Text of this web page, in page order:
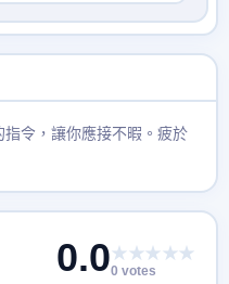
指令，讓你應接不暇。疲於
0.0★★★★★
0 votes